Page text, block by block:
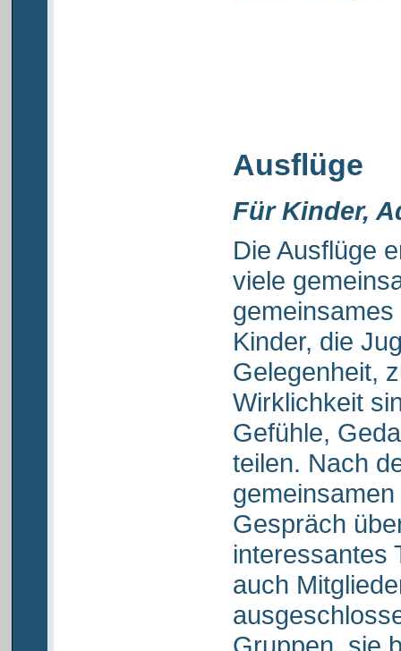
Ausflüge
Für Kinder,
Die Ausflüge
viele
Kinder, die
Gelegenheit,
Wirklichkeit
Gefühle,
teilen. Nach
Gespräch
interessantes
auch